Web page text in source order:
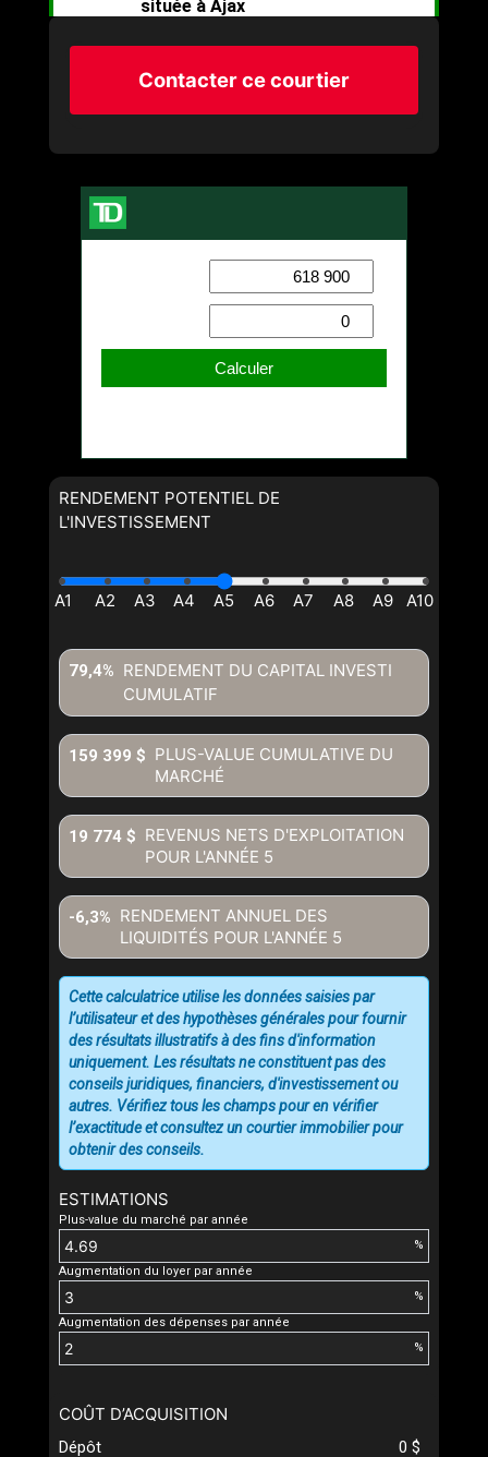
Contacter ce courtier
RENDEMENT POTENTIEL DE
L'INVESTISSEMENT
RENDEMENT DU CAPITAL INVESTI
CUMULATIF
79,4%
PLUS-VALUE CUMULATIVE DU
MARCHÉ
159 399 $
REVENUS NETS D'EXPLOITATION
POUR L'ANNÉE 5
19 774 $
RENDEMENT ANNUEL DES
LIQUIDITÉS POUR L'ANNÉE 5
-6,3%
ESTIMATIONS
Plus-value du marché par année
%
Augmentation du loyer par année
%
Augmentation des dépenses par année
%
Cette calculatrice utilise les données saisies par
l’utilisateur et des hypothèses générales pour fournir
des résultats illustratifs à des fins d'information
uniquement. Les résultats ne constituent pas des
conseils juridiques, financiers, d'investissement ou
autres. Vérifiez tous les champs pour en vérifier
l’exactitude et consultez un courtier immobilier pour
obtenir des conseils.
COÛT D’ACQUISITION
Dépôt 0 $